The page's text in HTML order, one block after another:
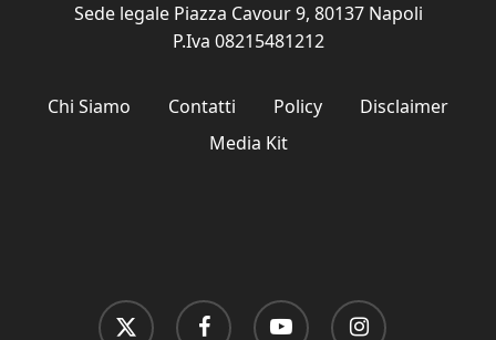
Sede legale Piazza Cavour 9, 80137 Napoli
P.Iva 08215481212
Chi Siamo Contatti Policy
Disclaimer
Media Kit
x-
twitter
facebook youtube instagram